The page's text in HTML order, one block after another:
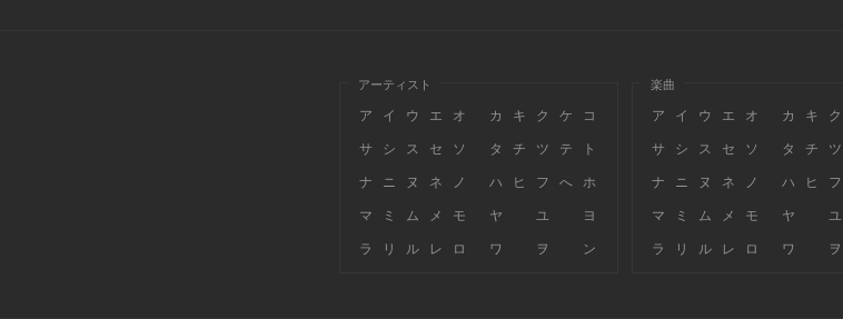
アーティスト
ア イ ウ エ オ カ キ ク ケ コ
サ シ ス セ ソ タ チ ツ テ ト
ナ ニ ヌ ネ ノ ハ ヒ フ へ ホ
マ ミ ム メ モ ヤ ユ ヨ
ラ リ ル レ ロ ワ ヲ ン
楽曲
ア イ ウ エ オ カ キ ク
サ シ ス セ ソ タ チ ツ
ナ ニ ヌ ネ ノ ハ ヒ フ
マ ミ ム メ モ ヤ ユ
ラ リ ル レ ロ ワ ヲ